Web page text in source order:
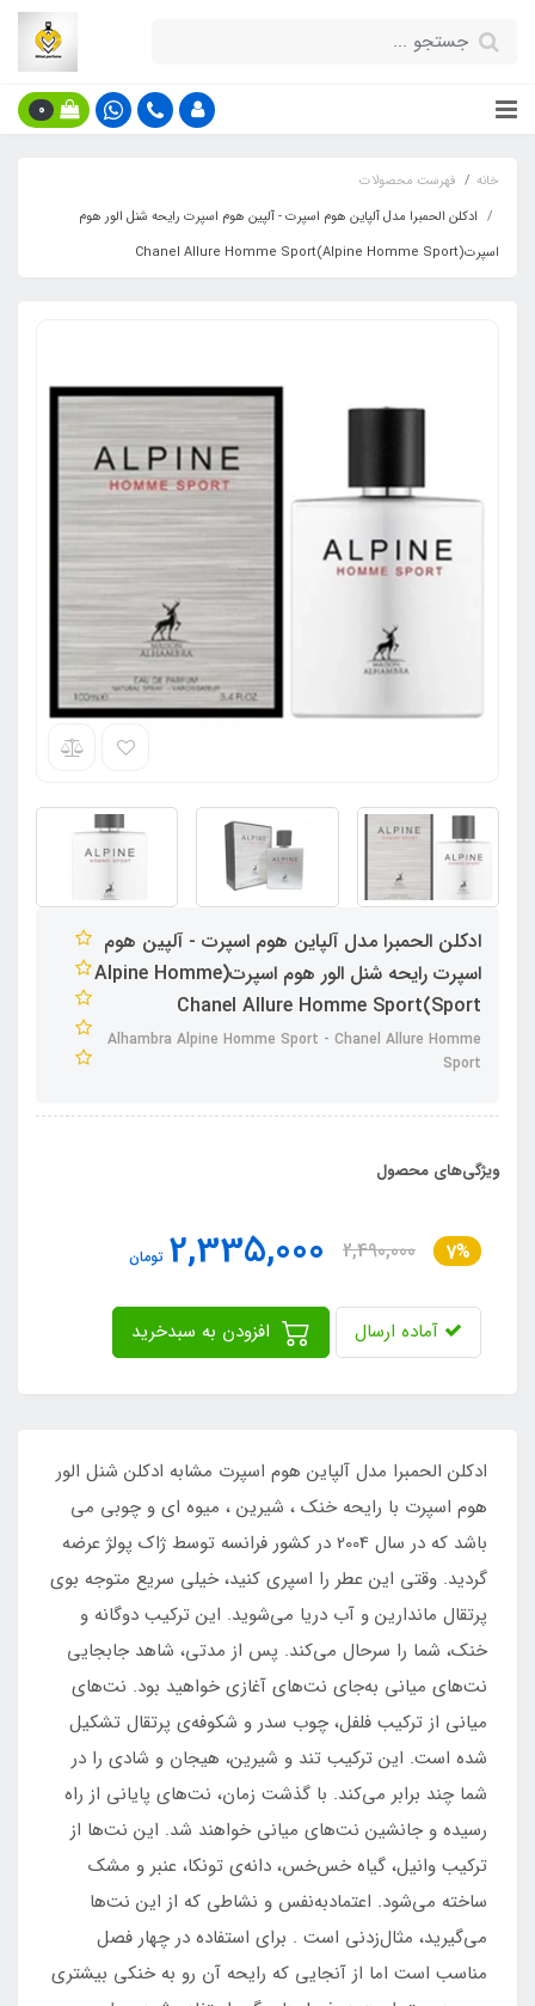
0
خانه
فهرست محصولات
ادکلن الحمبرا مدل آلپاین هوم اسپرت - آلپین هوم اسپرت رایحه شنل الور هوم
اسپرت(Alpine Homme Sport)Chanel Allure Homme Sport
ادکلن الحمبرا مدل آلپاین هوم اسپرت - آلپین هوم
اسپرت رایحه شنل الور هوم اسپرت(Alpine Homme
Sport)Chanel Allure Homme Sport
Alhambra Alpine Homme Sport - Chanel Allure Homme
Sport
ویژگی‌های محصول
7%
2,490,000
2,335,000 تومان
آماده ارسال
ادکلن الحمبرا مدل آلپاین هوم اسپرت مشابه ادکلن شنل الور
هوم اسپرت با رایحه خنک ، شیرین ، میوه ای و چوبی می
باشد که در سال 2004 در کشور فرانسه توسط ژاک پولژ عرضه
گردید. وقتی این عطر را اسپری کنید، خیلی سریع متوجه بوی
پرتقال ماندارین و آب دریا می‌شوید. این ترکیب دوگانه و
خنک، شما را سرحال می‌کند. پس از مدتی، شاهد جابجایی
نت‌های میانی به‌جای نت‌های آغازی خواهید بود. نت‌های
میانی از ترکیب فلفل، چوب سدر و شکوفه‌ی پرتقال تشکیل
شده است. این ترکیب تند و شیرین، هیجان و شادی را در
شما چند برابر می‌کند. با گذشت زمان، نت‌های پایانی از راه
رسیده و جانشین نت‌های میانی خواهند شد. این نت‌ها از
ترکیب وانیل، گیاه خس‌خس، دانه‌ی تونکا، عنبر و مشک
ساخته می‌شود. اعتمادبه‌نفس و نشاطی که از این نت‌ها
می‌گیرید، مثال‌زدنی است . برای استفاده در چهار فصل
مناسب است اما از آنجایی که رایحه آن رو به خنکی بیشتری